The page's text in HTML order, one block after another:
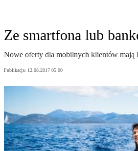
Ze smartfona lub
Nowe oferty dla mobilnych klientów
Publikacja: 12.08.2017 05:00